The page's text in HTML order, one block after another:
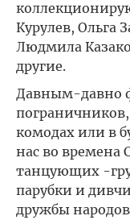
Курулев, Ольга
Людмила
другие.
Давным-давно
комодах или в
нас во времена
танцующих -
парубки и
дружбы